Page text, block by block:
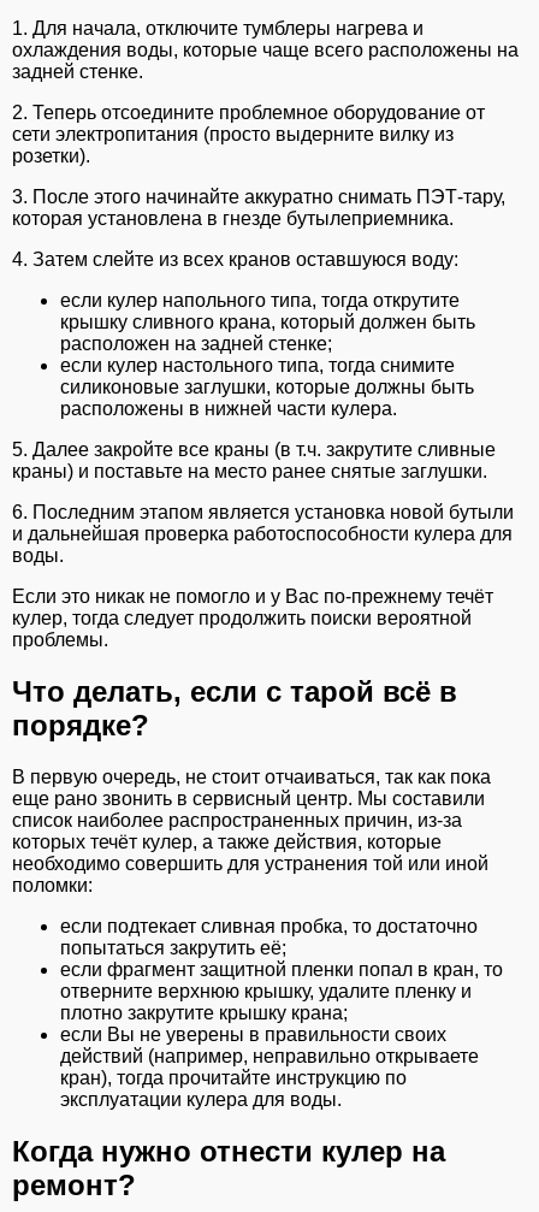
1. Для начала, отключите тумблеры нагрева и
охлаждения воды, которые чаще всего расположены на
задней стенке.
2. Теперь отсоедините проблемное оборудование от
сети электропитания (просто выдерните вилку из
розетки).
3. После этого начинайте аккуратно снимать ПЭТ-тару,
которая установлена в гнезде бутылеприемника.
4. Затем слейте из всех кранов оставшуюся воду:
если кулер напольного типа, тогда открутите
крышку сливного крана, который должен быть
расположен на задней стенке;
если кулер настольного типа, тогда снимите
силиконовые заглушки, которые должны быть
расположены в нижней части кулера.
5. Далее закройте все краны (в т.ч. закрутите сливные
краны) и поставьте на место ранее снятые заглушки.
6. Последним этапом является установка новой бутыли
и дальнейшая проверка работоспособности кулера для
воды.
Если это никак не помогло и у Вас по-прежнему течёт
кулер, тогда следует продолжить поиски вероятной
проблемы.
Что делать, если с тарой всё в
порядке?
В первую очередь, не стоит отчаиваться, так как пока
еще рано звонить в сервисный центр. Мы составили
список наиболее распространенных причин, из-за
которых течёт кулер, а также действия, которые
необходимо совершить для устранения той или иной
поломки:
если подтекает сливная пробка, то достаточно
попытаться закрутить её;
если фрагмент защитной пленки попал в кран, то
отверните верхнюю крышку, удалите пленку и
плотно закрутите крышку крана;
если Вы не уверены в правильности своих
действий (например, неправильно открываете
кран), тогда прочитайте инструкцию по
эксплуатации кулера для воды.
Когда нужно отнести кулер на
ремонт?